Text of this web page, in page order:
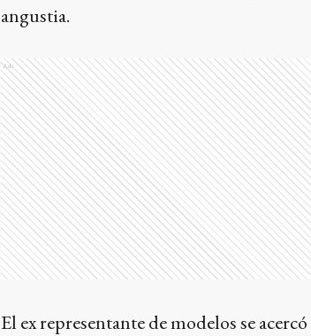
angustia.
Ads
El ex representante de modelos se